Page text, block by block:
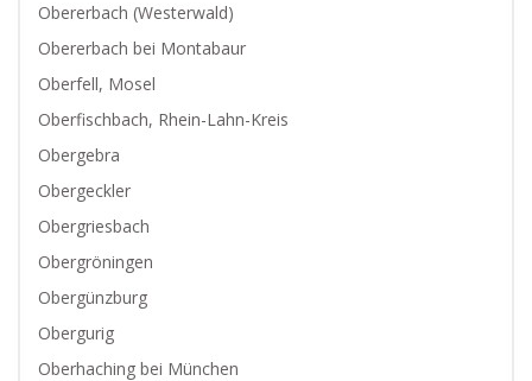
Obererbach (Westerwald)
Obererbach bei Montabaur
Oberfell, Mosel
Oberfischbach, Rhein-Lahn-Kreis
Obergebra
Obergeckler
Obergriesbach
Obergröningen
Obergünzburg
Obergurig
Oberhaching bei München